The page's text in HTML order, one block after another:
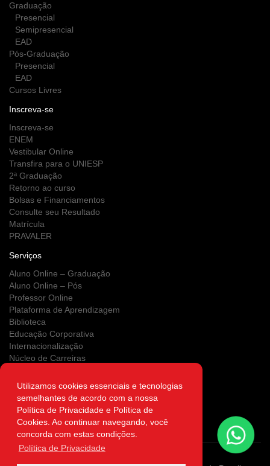
Utilizamos cookies essenciais e tecnologias
semelhantes de acordo com a nossa
Política de Privacidade e Política de
Cookies. Ao continuar navegando, você
concorda com estas condições.
Política de Privacidade
Graduação
Presencial
Semipresencial
EAD
Pós-Graduação
Presencial
EAD
Cursos Livres
Inscreva-se
Inscreva-se
ENEM
Vestibular Online
Transfira para o UNIESP
2ª Graduação
Retorno ao curso
Bolsas e Financiamentos
Consulte seu Resultado
Matrícula
PRAVALER
Serviços
Aluno Online – Graduação
Aluno Online – Pós
Professor Online
Plataforma de Aprendizagem
Biblioteca
Educação Corporativa
Internacionalização
Núcleo de Carreiras
NUPS
Clínica Escola
Área do Egresso
Atendimento on-line
Autenticidade